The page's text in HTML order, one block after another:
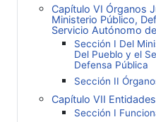
Capítulo VI Órganos
Ministerio Público,
Servicio Autónomo
Sección I Del
Del Pueblo y el
Defensa Pública
Sección II
Capítulo VII
Sección I